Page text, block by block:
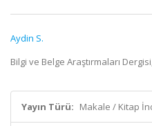
Aydin S.
Bilgi ve Belge Araştırmaları
Yayın Türü: Makale / Kitap